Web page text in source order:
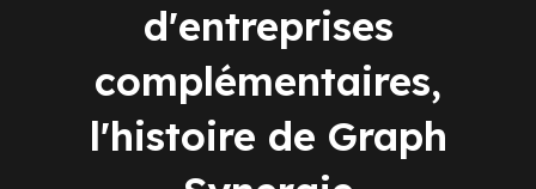
d'entreprises
complémentaires,
l'histoire de Graph